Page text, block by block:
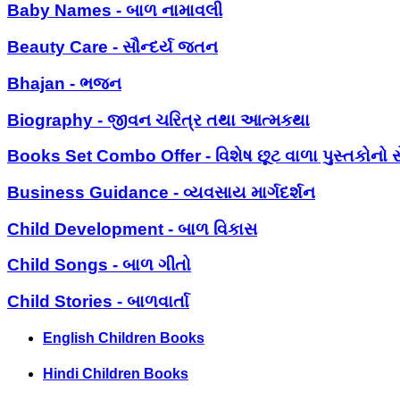
Baby Names - બાળ નામાવલી
Beauty Care - સૌન્દર્ય જતન
Bhajan - ભજન
Biography - જીવન ચરિત્ર તથા આત્મકથા
Books Set Combo Offer - વિશેષ છૂટ વાળા પુસ્તકોનો
Business Guidance - વ્યવસાય માર્ગદર્શન
Child Development - બાળ વિકાસ
Child Songs - બાળ ગીતો
Child Stories - બાળવાર્તા
English Children Books
Hindi Children Books